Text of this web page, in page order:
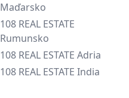
Maďarsko
108 REAL ESTATE
Rumunsko
108 REAL ESTATE Adria
108 REAL ESTATE India